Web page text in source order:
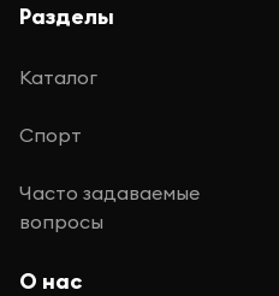
Разделы
Каталог
Спорт
Часто задаваемые
вопросы
О нас